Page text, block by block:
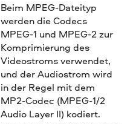
Beim MPEG-Dateityp
werden die Codecs
MPEG-1 und MPEG-2 zur
Komprimierung des
Videostroms verwendet,
und der Audiostrom wird
in der Regel mit dem
MP2-Codec (MPEG-1/2
Audio Layer II) kodiert.